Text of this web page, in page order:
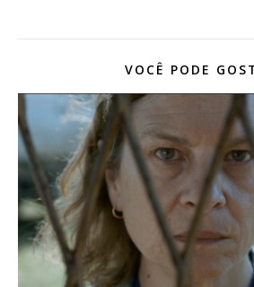
VOCÊ PODE